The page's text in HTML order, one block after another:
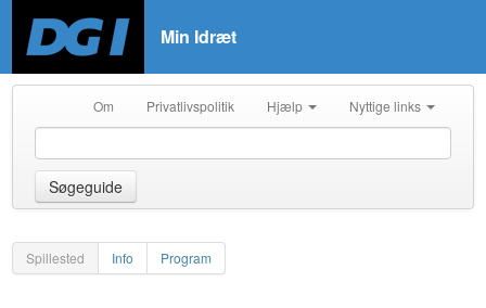
Min Idræt
Om Privatlivspolitik Hjælp Nyttige links
Søgeguide
Spillested Info Program